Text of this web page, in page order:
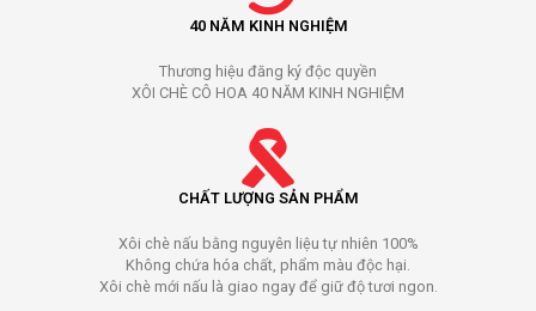
40 NĂM KINH NGHIỆM
Thương hiệu đăng ký độc quyền
XÔI CHÈ CÔ HOA 40 NĂM KINH NGHIỆM
CHẤT LƯỢNG SẢN PHẨM
Xôi chè nấu bằng nguyên liệu tự nhiên 100%
Không chứa hóa chất, phẩm màu độc hại.
Xôi chè mới nấu là giao ngay để giữ độ tươi ngon.